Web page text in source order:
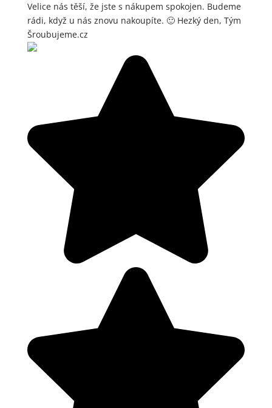
Velice nás těší, že jste s nákupem spokojen. Budeme
rádi, když u nás znovu nakoupíte. 🙂 Hezký den, Tým
Šroubujeme.cz